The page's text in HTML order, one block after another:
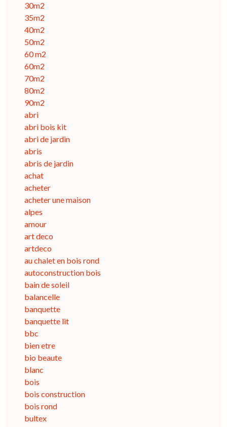
30m2
35m2
40m2
50m2
60 m2
60m2
70m2
80m2
90m2
abri
abri bois kit
abri de jardin
abris
abris de jardin
achat
acheter
acheter une maison
alpes
amour
art deco
artdeco
au chalet en bois rond
autoconstruction bois
bain de soleil
balancelle
banquette
banquette lit
bbc
bien etre
bio beaute
blanc
bois
bois construction
bois rond
bultex